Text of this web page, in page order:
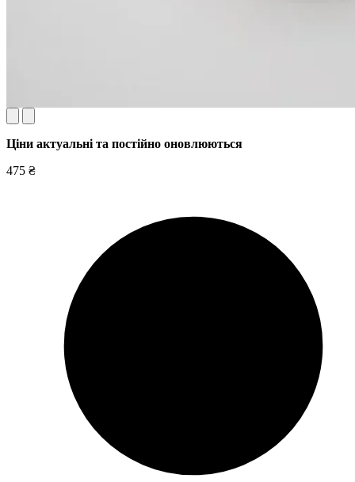
Ціни актуальні та постійно оновлюються
475 ₴